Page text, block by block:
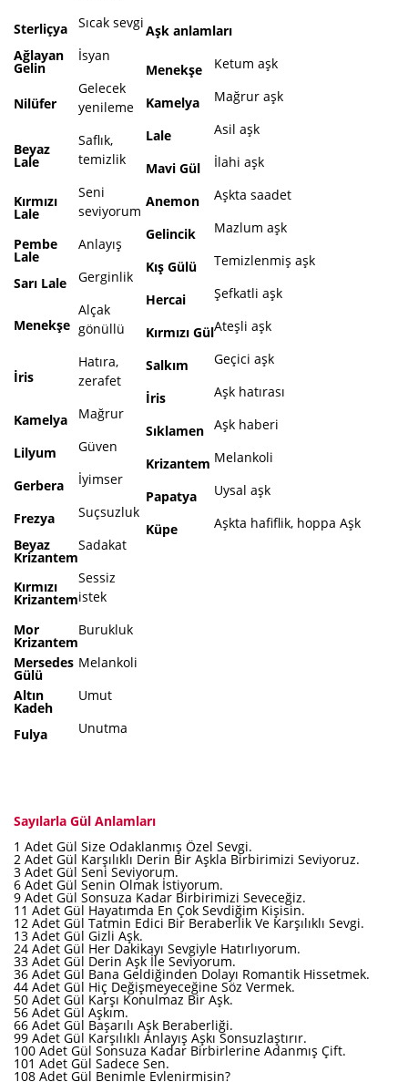
Sterliçya
Sıcak sevgi
Ağlayan
Gelin
İsyan
Nilüfer
Gelecek
yenileme
Beyaz
Lale
Saflık,
temizlik
Kırmızı
Lale
Seni
seviyorum
Pembe
Lale
Anlayış
Sarı Lale Gerginlik
Menekşe
Alçak
gönüllü
İris
Hatıra,
zerafet
Kamelya Mağrur
Lilyum Güven
Gerbera İyimser
Frezya
Suçsuzluk
Beyaz
Krizantem
Sadakat
Kırmızı
Krizantem
Sessiz
istek
Mor
Krizantem
Burukluk
Mersedes
Gülü
Melankoli
Altın
Kadeh
Umut
Fulya Unutma
Aşk anlamları
Menekşe Ketum aşk
Kamelya Mağrur aşk
Lale Asil aşk
Mavi Gül İlahi aşk
Anemon Aşkta saadet
Gelincik Mazlum aşk
Kış Gülü Temizlenmiş aşk
Hercai Şefkatli aşk
Kırmızı GülAteşli aşk
Salkım Geçici aşk
İris Aşk hatırası
Sıklamen Aşk haberi
Krizantem Melankoli
Papatya Uysal aşk
Küpe Aşkta hafiflik, hoppa Aşk
Sayılarla Gül Anlamları
1 Adet Gül Size Odaklanmış Özel Sevgi.
2 Adet Gül Karşılıklı Derin Bir Aşkla Birbirimizi Seviyoruz.
3 Adet Gül Seni Seviyorum.
6 Adet Gül Senin Olmak İstiyorum.
9 Adet Gül Sonsuza Kadar Birbirimizi Seveceğiz.
11 Adet Gül Hayatımda En Çok Sevdiğim Kişisin.
12 Adet Gül Tatmin Edici Bir Beraberlik Ve Karşılıklı Sevgi.
13 Adet Gül Gizli Aşk.
24 Adet Gül Her Dakikayı Sevgiyle Hatırlıyorum.
33 Adet Gül Derin Aşk İle Seviyorum.
36 Adet Gül Bana Geldiğinden Dolayı Romantik Hissetmek.
44 Adet Gül Hiç Değişmeyeceğine Söz Vermek.
50 Adet Gül Karşı Konulmaz Bir Aşk.
56 Adet Gül Aşkım.
66 Adet Gül Başarılı Aşk Beraberliği.
99 Adet Gül Karşılıklı Anlayış Aşkı Sonsuzlaştırır.
100 Adet Gül Sonsuza Kadar Birbirlerine Adanmış Çift.
101 Adet Gül Sadece Sen.
108 Adet Gül Benimle Evlenirmisin?